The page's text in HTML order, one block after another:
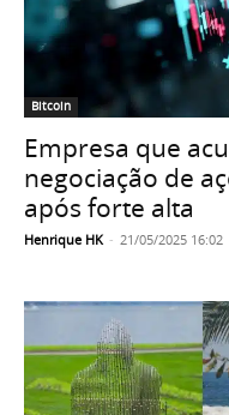
Bitcoin
Empresa que
negociação de
após forte alta
Henrique HK - 21/05/2025 16:02